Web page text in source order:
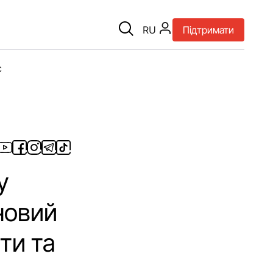
RU Підтримати
та